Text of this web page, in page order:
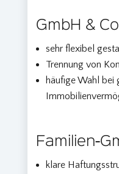
GmbH &
sehr flexibel
Trennung von
häufige Wahl bei
Familien-
klare